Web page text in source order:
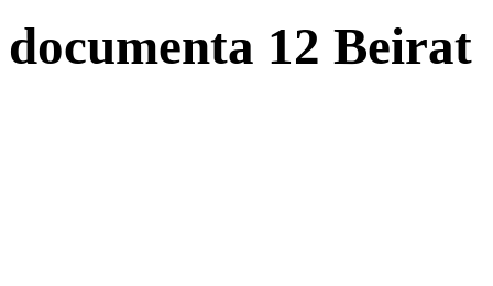
documenta 12 Beirat